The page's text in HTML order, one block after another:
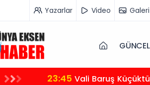
Yazarlar Video Galeri
GÜNCEL
23:45 Vali Baruş